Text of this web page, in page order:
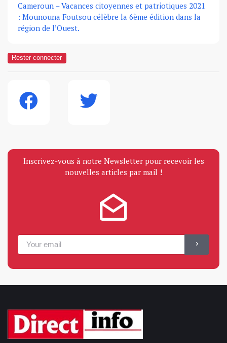
Cameroun – Vacances citoyennes et patriotiques 2021
: Mounouna Foutsou célèbre la 6ème édition dans la
région de l’Ouest.
Rester connecter
Inscrivez-vous à notre Newsletter pour recevoir les
nouvelles articles par mail !